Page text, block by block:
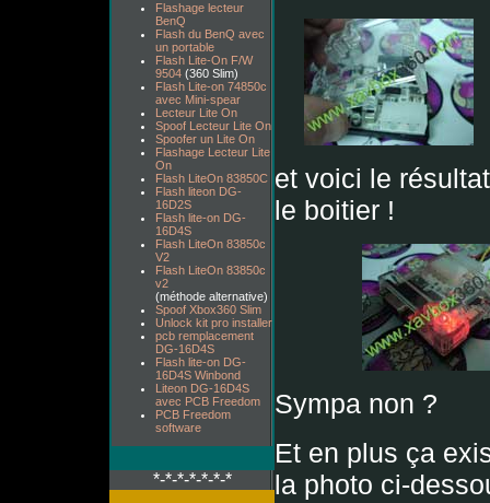
Flashage lecteur
BenQ
Flash du BenQ avec
un portable
Flash Lite-On F/W
9504 (360 Slim)
Flash Lite-on 74850c
avec Mini-spear
Lecteur Lite On
Spoof Lecteur Lite On
Spoofer un Lite On
Flashage Lecteur Lite
On
Flash LiteOn 83850C
Flash liteon DG-
16D2S
Flash lite-on DG-
16D4S
Flash LiteOn 83850c
V2
Flash LiteOn 83850c
v2
(méthode alternative)
Spoof Xbox360 Slim
Unlock kit pro installer
pcb remplacement
DG-16D4S
Flash lite-on DG-
16D4S Winbond
Liteon DG-16D4S
avec PCB Freedom
PCB Freedom
software
*-*-*-*-*-*-*
et voici le
le boitier !
Sympa non ?
Et en plus ça
la photo ci-